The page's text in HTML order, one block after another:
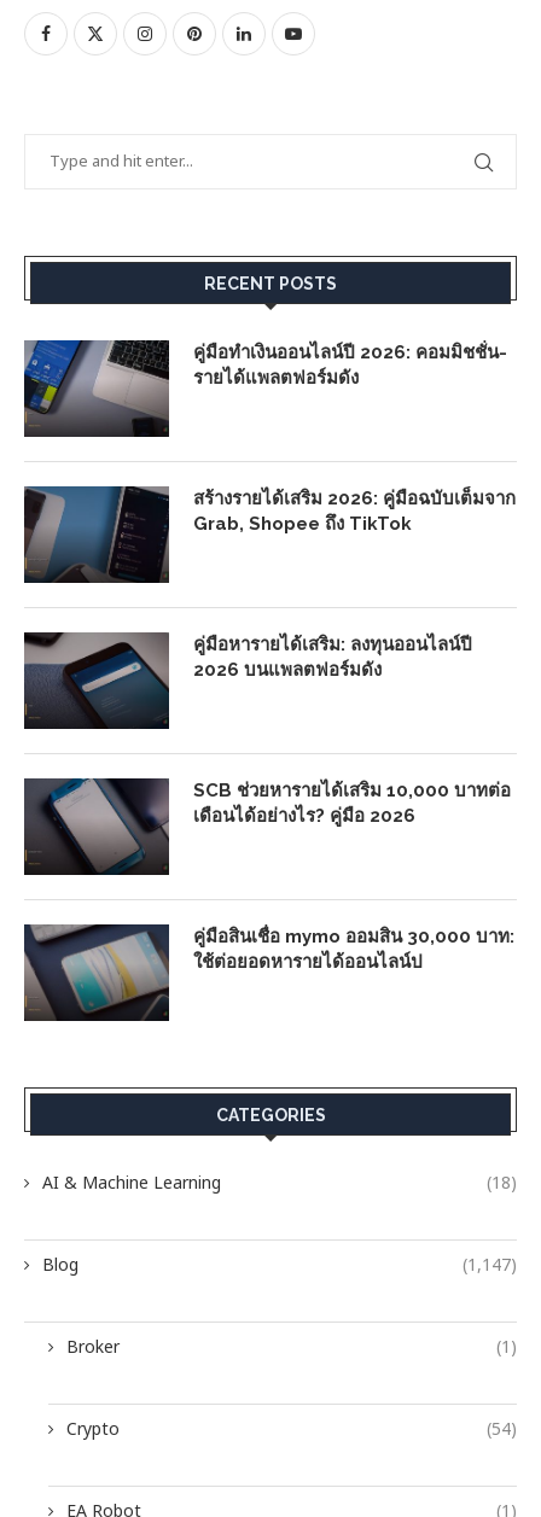
RECENT POSTS
คู่มือทำเงินออนไลน์ปี 2026: คอมมิชชั่น-
รายได้แพลตฟอร์มดัง
สร้างรายได้เสริม 2026: คู่มือฉบับเต็มจาก
Grab, Shopee ถึง TikTok
คู่มือหารายได้เสริม: ลงทุนออนไลน์ปี
2026 บนแพลตฟอร์มดัง
SCB ช่วยหารายได้เสริม 10,000 บาทต่อ
เดือนได้อย่างไร? คู่มือ 2026
คู่มือสินเชื่อ mymo ออมสิน 30,000 บาท:
ใช้ต่อยอดหารายได้ออนไลน์ป
CATEGORIES
AI & Machine Learning (18)
Blog (1,147)
Broker (1)
Crypto (54)
EA Robot (1)